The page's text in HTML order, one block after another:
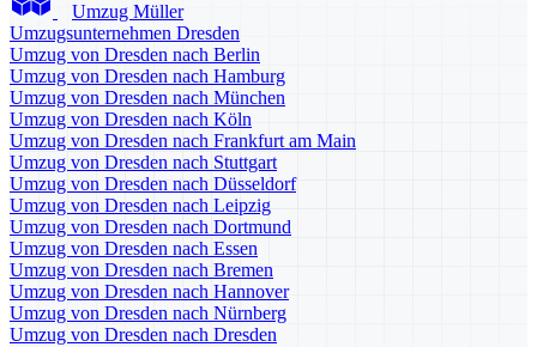
Umzug Müller
Umzugsunternehmen Dresden
Umzug von Dresden nach Berlin
Umzug von Dresden nach Hamburg
Umzug von Dresden nach München
Umzug von Dresden nach Köln
Umzug von Dresden nach Frankfurt am Main
Umzug von Dresden nach Stuttgart
Umzug von Dresden nach Düsseldorf
Umzug von Dresden nach Leipzig
Umzug von Dresden nach Dortmund
Umzug von Dresden nach Essen
Umzug von Dresden nach Bremen
Umzug von Dresden nach Hannover
Umzug von Dresden nach Nürnberg
Umzug von Dresden nach Dresden